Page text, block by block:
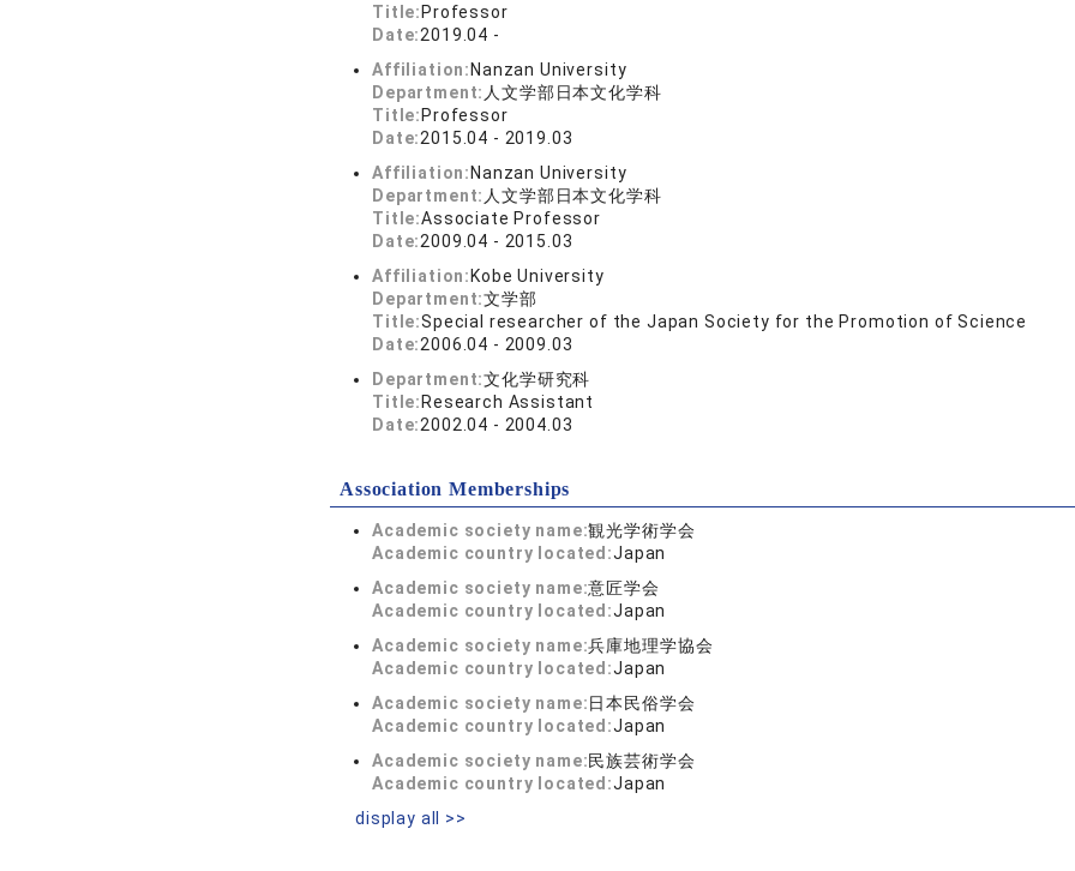
Title: Professor
Date:2019.04 -
Affiliation: Nanzan University
Department: 人文学部日本文化学科
Title: Professor
Date:2015.04 - 2019.03
Affiliation: Nanzan University
Department: 人文学部日本文化学科
Title:Associate Professor
Date:2009.04 - 2015.03
Affiliation: Kobe University
Department:文学部
Title:Special researcher of the Japan Society for the Promotion of Science
Date:2006.04 - 2009.03
Department:文化学研究科
Title: Research Assistant
Date:2002.04 - 2004.03
Association Memberships
Academic society name:観光学術学会
Academic country located:Japan
Academic society name:意匠学会
Academic country located:Japan
Academic society name:兵庫地理学協会
Academic country located:Japan
Academic society name:日本民俗学会
Academic country located:Japan
Academic society name:民族芸術学会
Academic country located:Japan
display all >>